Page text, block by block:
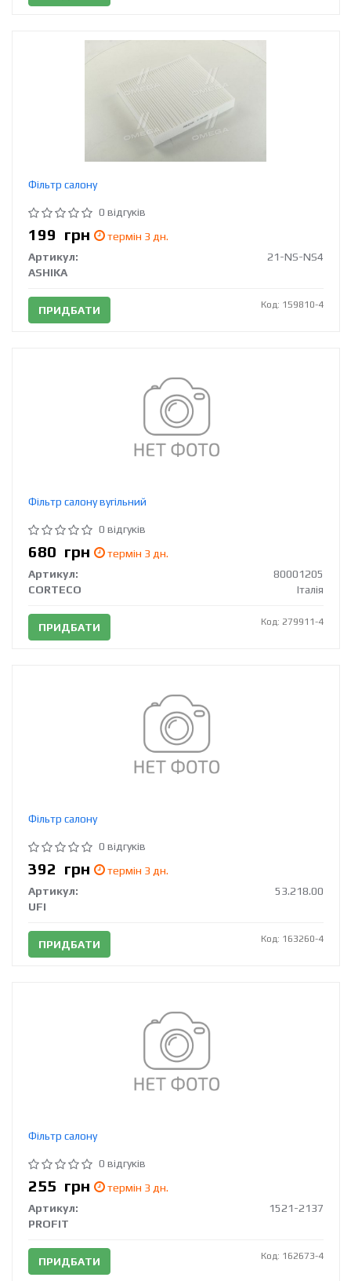
Фільтр салону
0 відгуків
199 грн
термін 3 дн.
Артикул:
21-NS-NS4
ASHIKA
ПРИДБАТИ Код: 159810-4
Фільтр салону вугільний
0 відгуків
680 грн
термін 3 дн.
Артикул:
80001205
CORTECO
Італія
ПРИДБАТИ Код: 279911-4
Фільтр салону
0 відгуків
392 грн
термін 3 дн.
Артикул:
53.218.00
UFI
ПРИДБАТИ Код: 163260-4
Фільтр салону
0 відгуків
255 грн
термін 3 дн.
Артикул:
1521-2137
PROFIT
ПРИДБАТИ Код: 162673-4